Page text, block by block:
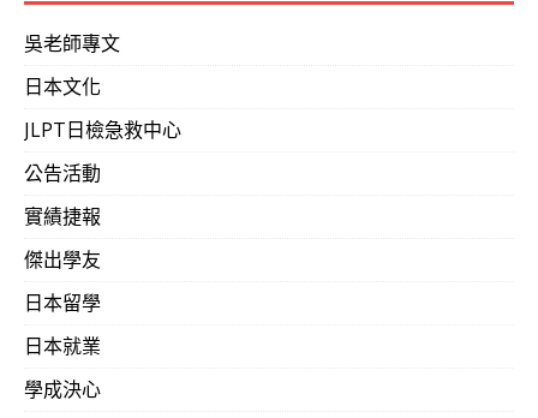
吳老師專文
日本文化
JLPT日檢急救中心
公告活動
實績捷報
傑出學友
日本留學
日本就業
學成決心